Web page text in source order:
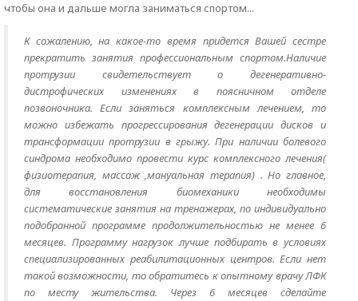
чтобы она и дальше могла заниматься спортом...
К сожалению, на какое-то время придется Вашей сестре
прекратить занятия профессиональным спортом.Наличие
протрузии свидетельствует о дегенеративно-
дистрофических изменениях в поясничном отделе
позвоночника. Если заняться комплексным лечением, то
можно избежать прогрессирования дегенерации дисков и
трансформации протрузии в грыжу. При наличии болевого
синдрома необходимо провести курс комплексного лечения(
физиотерапия, массаж ,мануальная терапия) . Но главное,
для восстановления биомеханики необходимы
систематические занятия на тренажерах, по индивидуально
подобранной программе продолжительностью не менее 6
месяцев. Программу нагрузок лучше подбирать в условиях
специализированных реабилитационных центров. Если нет
такой возможности, то обратитесь к опытному врачу ЛФК
по месту жительства. Через 6 месяцев сделайте